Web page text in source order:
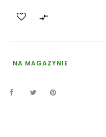

NA MAGAZYNIE